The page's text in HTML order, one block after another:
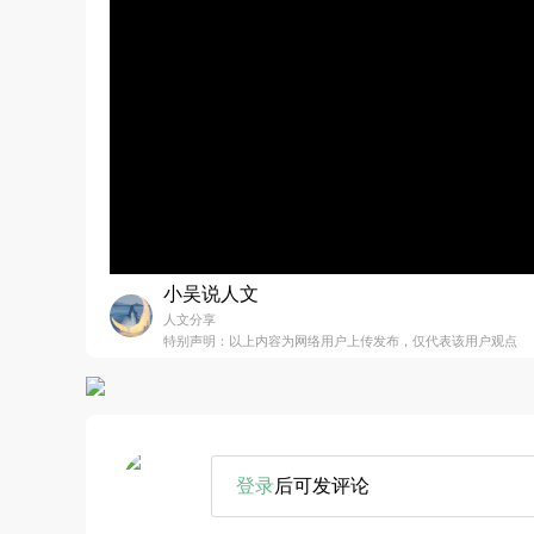
小吴说人文
人文分享
特别声明：以上内容为网络用户上传发布，仅代表该用户观点
登录后可发评论